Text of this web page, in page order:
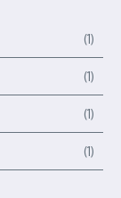
(1)
(1)
(1)
(1)